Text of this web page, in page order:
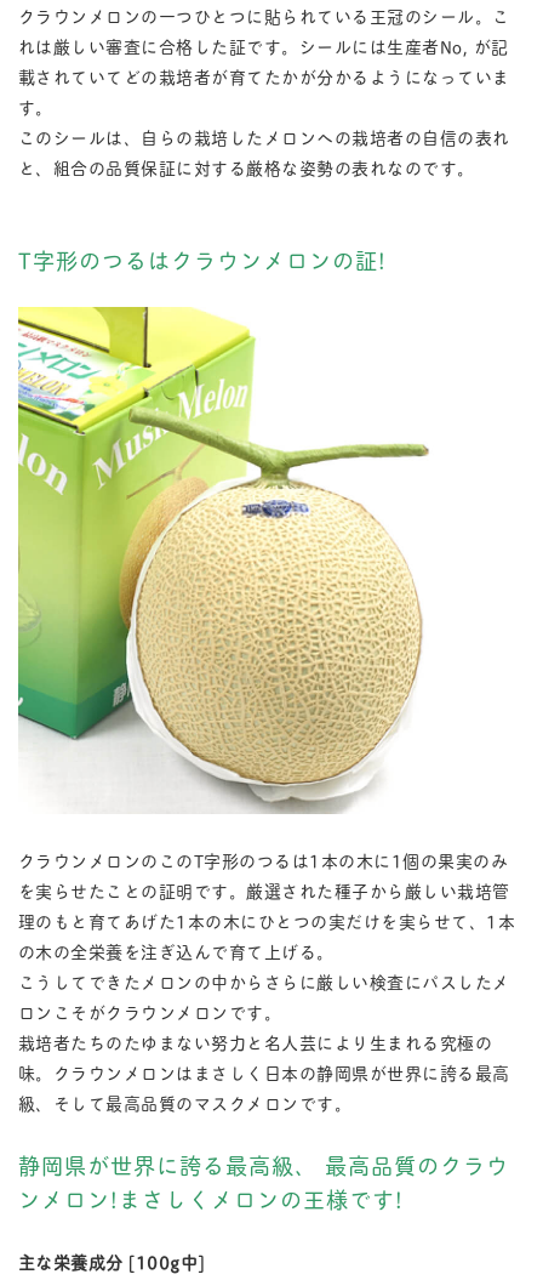
クラウンメロンの一つひとつに貼られている王冠のシール。こ
れは厳しい審査に合格した証です。シールには生産者No, が記
載されていてどの栽培者が育てたかが分かるようになっていま
す。
このシールは、自らの栽培したメロンへの栽培者の自信の表れ
と、組合の品質保証に対する厳格な姿勢の表れなのです。
T字形のつるはクラウンメロンの証!
クラウンメロンのこのT字形のつるは1本の木に1個の果実のみ
を実らせたことの証明です。厳選された種子から厳しい栽培管
理のもと育てあげた1本の木にひとつの実だけを実らせて、1本
の木の全栄養を注ぎ込んで育て上げる。
こうしてできたメロンの中からさらに厳しい検査にパスしたメ
ロンこそがクラウンメロンです。
栽培者たちのたゆまない努力と名人芸により生まれる究極の
味。クラウンメロンはまさしく日本の静岡県が世界に誇る最高
級、そして最高品質のマスクメロンです。
静岡県が世界に誇る最高級、 最高品質のクラウ
ンメロン!まさしくメロンの王様です!
主な栄養成分 [100g中]